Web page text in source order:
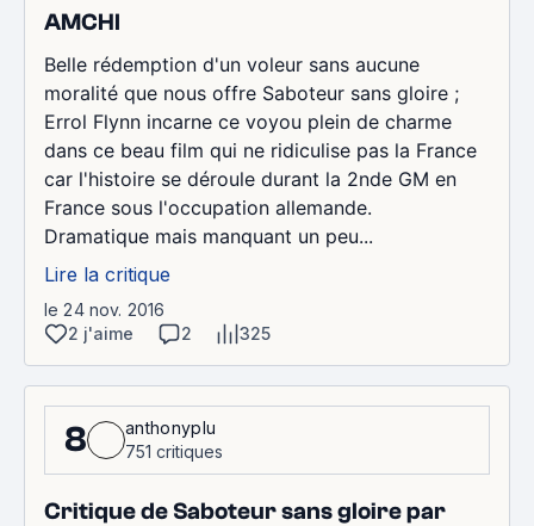
AMCHI
Belle rédemption d'un voleur sans aucune
moralité que nous offre Saboteur sans gloire ;
Errol Flynn incarne ce voyou plein de charme
dans ce beau film qui ne ridiculise pas la France
car l'histoire se déroule durant la 2nde GM en
France sous l'occupation allemande.
Dramatique mais manquant un peu...
Lire la critique
le 24 nov. 2016
2 j'aime
2 325
8
anthonyplu
751 critiques
Critique de Saboteur sans gloire par